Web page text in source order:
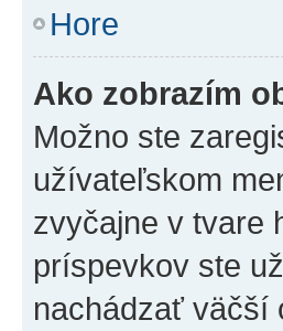
Hore
Ako zobrazím
Možno ste
užívateľskom
zvyčajne v tvare
príspevkov ste
nachádzať väčší